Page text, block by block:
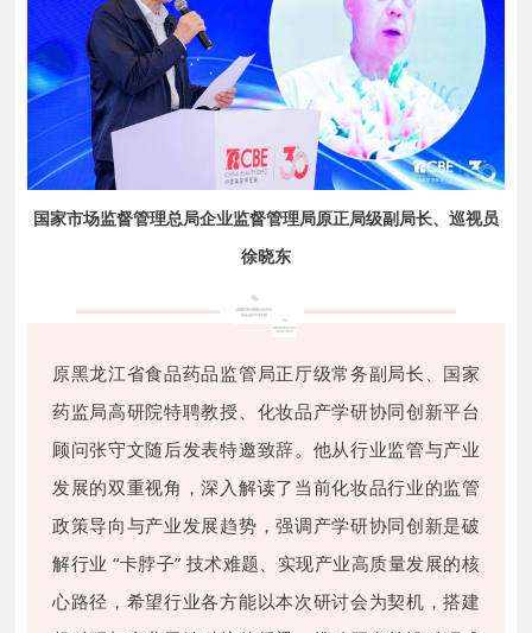
国家市场监督管理总局企业监督管理局原正局级副局长、巡视员
徐晓东
原黑龙江省食品药品监管局正厅级常务副局长、国家
药监局高研院特聘教授、化妆品产学研协同创新平台
顾问张守文随后发表特邀致辞。他从行业监管与产业
发展的双重视角，深入解读了当前化妆品行业的监管
政策导向与产业发展趋势，强调产学研协同创新是破
解行业 “卡脖子” 技术难题、实现产业高质量发展的核
心路径，希望行业各方能以本次研讨会为契机，搭建